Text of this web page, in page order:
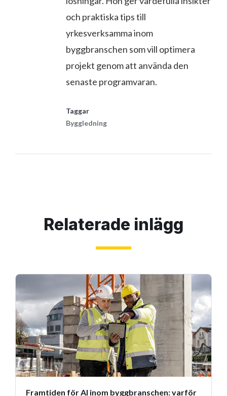
och praktiska tips till
yrkesverksamma inom
byggbranschen som vill optimera
projekt genom att använda den
senaste programvaran.
Taggar
Byggledning
Relaterade inlägg
Framtiden för AI inom byggbranschen: varför